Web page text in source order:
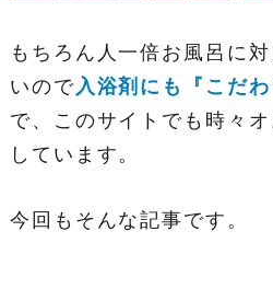
もちろん人一倍お風呂に
いので入浴剤にも『こだわ
で、このサイトでも時々
しています。
今回もそんな記事です。